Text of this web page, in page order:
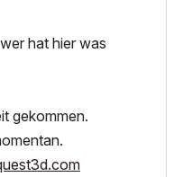
hat hier was
gekommen.